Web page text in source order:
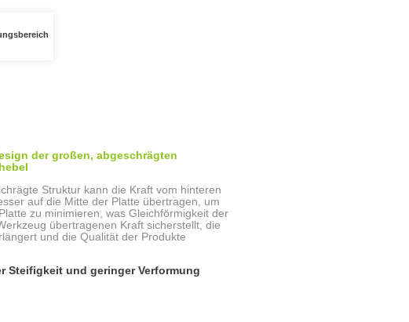
der großen, abgeschrägten
Struktur kann die Kraft vom hinteren
auf die Mitte der Platte übertragen, um
zu minimieren, was Gleichförmigkeit der
übertragenen Kraft sicherstellt, die
und die Qualität der Produkte
Steifigkeit und geringer Verformung